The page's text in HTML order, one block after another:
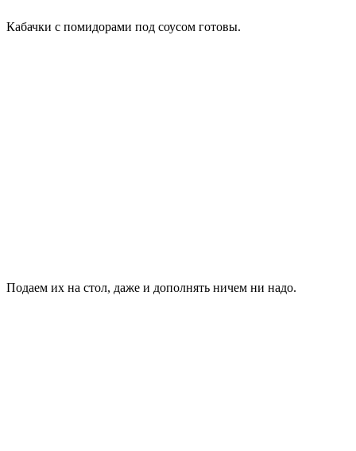
Кабачки с помидорами под соусом готовы.
Подаем их на стол, даже и дополнять ничем ни надо.